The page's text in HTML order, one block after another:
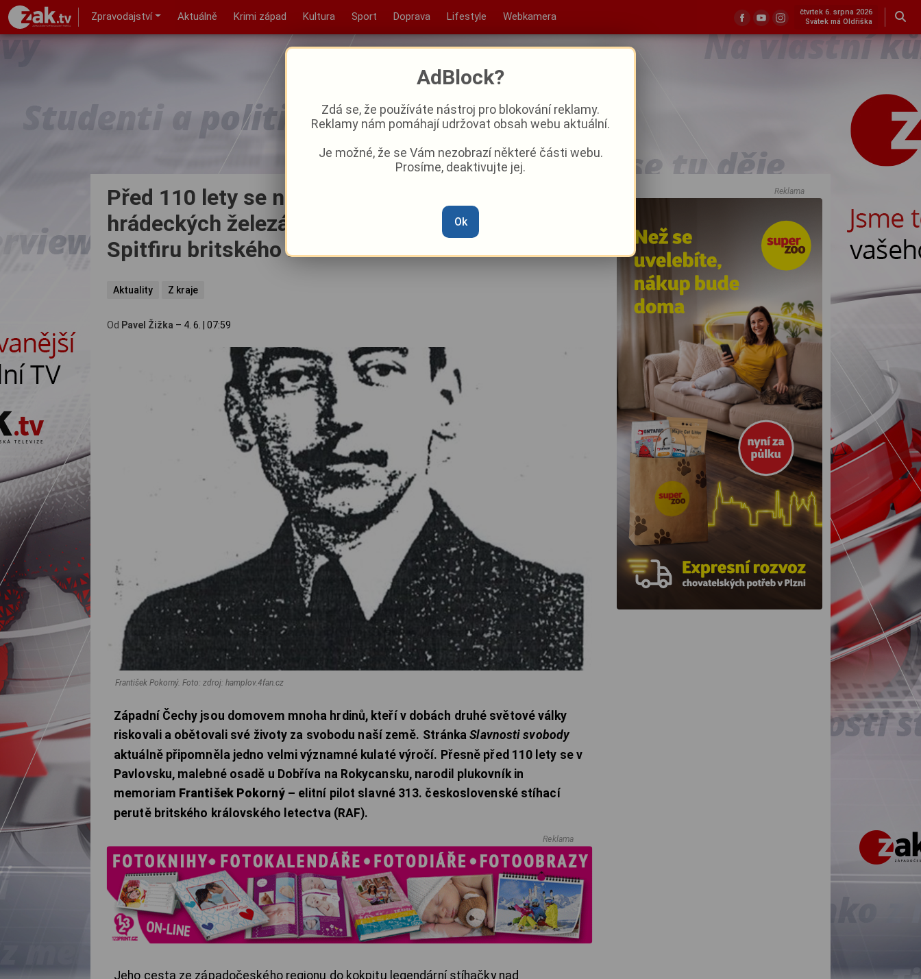
Zpravodajství Aktuálně Krimi západ Kultura Sport Doprava Lifestyle Webkamera
čtvrtek 6. srpna 2026
Svátek má Oldřiška
Před 110 lety se narodil hrdina z Rokycanska: Z
hrádeckých železáren to dotáhl až do kokpitu
Spitfiru britského RAF
Aktuality Z kraje
Od Pavel Žižka – 4. 6. 07:59
František Pokorný. Foto: zdroj: hamplov.4fan.cz
Západní Čechy jsou domovem mnoha hrdinů, kteří v dobách druhé světové války
riskovali a obětovali své životy za svobodu naší země. StránkaSlavnosti svobody
aktuálně připomněla jedno velmi významné kulaté výročí. Přesně před 110 lety se v
Pavlovsku, malebné osadě u Dobříva na Rokycansku, narodil plukovník in
memoriam František Pokorný– elitní pilot slavné 313. československé stíhací
perutě britského královského letectva (RAF).
Reklama
Jeho cesta ze západočeského regionu do kokpitu legendární stíhačky nad
Reklama
AdBlock?
Zdá se, že používáte nástroj pro blokování reklamy.
Reklamy nám pomáhají udržovat obsah webu aktuální.
Je možné, že se Vám nezobrazí některé části webu.
Prosíme, deaktivujte jej.
Ok